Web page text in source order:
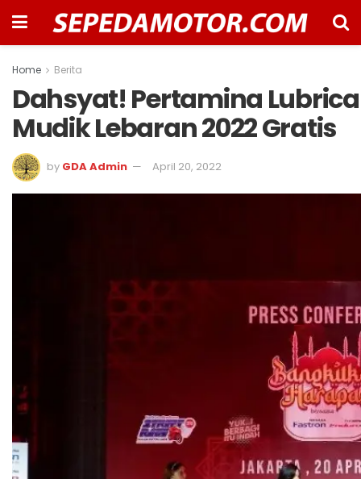
Home Berita
Dahsyat! Pertamina
Mudik Lebaran 2022 Gratis
by GDA Admin April 20, 2022